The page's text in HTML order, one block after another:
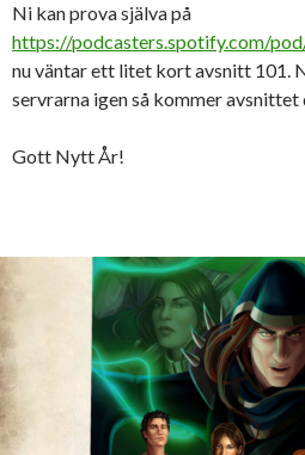
Ni kan prova själva på
https://podcasters.spotify.com/
nu väntar ett litet kort avsnitt 101.
servrarna igen så kommer avsnittet
Gott Nytt År!